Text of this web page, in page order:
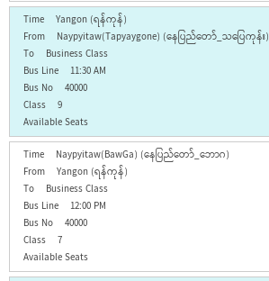
Yangon (ရန်ကုန်)
Naypyitaw(Tapyaygone) (နေပြည်တော်_သပြေကုန်း)
Business Class
11:30 AM
40000
9
Naypyitaw(BawGa) (နေပြည်တော်_ဘောဂ)
Yangon (ရန်ကုန်)
Business Class
12:00 PM
40000
7